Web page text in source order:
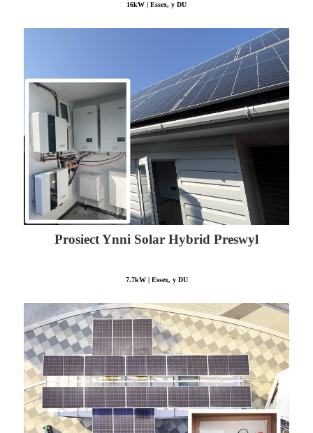
16kW | Essex, y DU
Prosiect Ynni Solar Hybrid Preswyl
7.7kW | Essex, y DU